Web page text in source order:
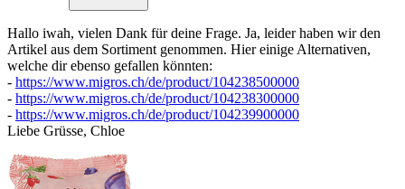
Hallo iwah, vielen Dank für deine Frage. Ja, leider haben wir den
Artikel aus dem Sortiment genommen. Hier einige Alternativen,
welche dir ebenso gefallen könnten:
- https://www.migros.ch/de/product/104238500000
- https://www.migros.ch/de/product/104238300000
- https://www.migros.ch/de/product/104239900000
Liebe Grüsse, Chloe